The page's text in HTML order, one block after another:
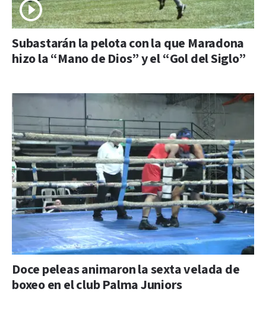
Subastarán la pelota con la que Maradona
hizo la “Mano de Dios” y el “Gol del Siglo”
Doce peleas animaron la sexta velada de
boxeo en el club Palma Juniors